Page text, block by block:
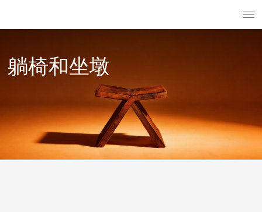
已注册
菜
躺椅和坐墩